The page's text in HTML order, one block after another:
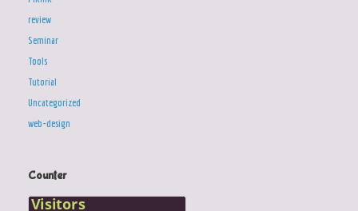
review
Seminar
Tools
Tutorial
Uncategorized
web-design
Counter